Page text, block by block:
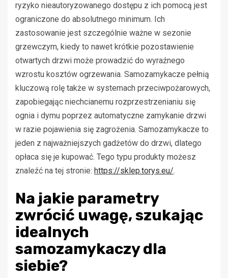
ryzyko nieautoryzowanego dostępu z ich pomocą jest
ograniczone do absolutnego minimum. Ich
zastosowanie jest szczególnie ważne w sezonie
grzewczym, kiedy to nawet krótkie pozostawienie
otwartych drzwi może prowadzić do wyraźnego
wzrostu kosztów ogrzewania. Samozamykacze pełnią
kluczową rolę także w systemach przeciwpożarowych,
zapobiegając niechcianemu rozprzestrzenianiu się
ognia i dymu poprzez automatyczne zamykanie drzwi
w razie pojawienia się zagrożenia. Samozamykacze to
jeden z najważniejszych gadżetów do drzwi, dlatego
opłaca się je kupować. Tego typu produkty możesz
znaleźć na tej stronie: https://sklep.torys.eu/.
Na jakie parametry
zwrócić uwagę, szukając
idealnych
samozamykaczy dla
siebie?